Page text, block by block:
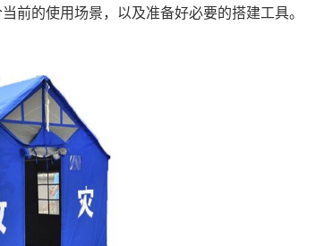
前的使用场景，以及准备好必要的搭建工具。